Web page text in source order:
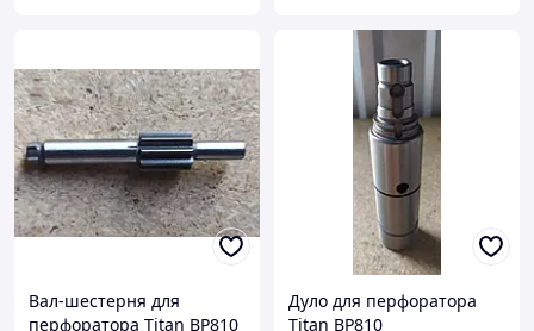
Вал-шестерня для
перфоратора Titan BP810
Дуло для перфоратора
Titan BP810